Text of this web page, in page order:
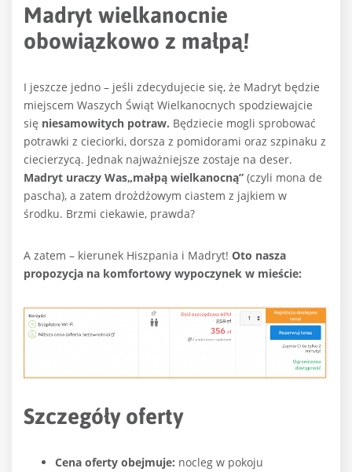
Madryt wielkanocnie
obowiązkowo z małpą!
I jeszcze jedno – jeśli zdecydujecie się, że Madryt będzie
miejscem Waszych Świąt Wielkanocnych spodziewajcie
się niesamowitych potraw. Będziecie mogli sprobować
potrawki z cieciorki, dorsza z pomidorami oraz szpinaku z
ciecierzycą. Jednak najważniejsze zostaje na deser.
Madryt uraczy Was„małpą wielkanocną” (czyli mona de
pascha), a zatem drożdżowym ciastem z jajkiem w
środku. Brzmi ciekawie, prawda?
A zatem – kierunek Hiszpania i Madryt! Oto nasza
propozycja na komfortowy wypoczynek w mieście:
Szczegóły oferty
Cena oferty obejmuje: nocleg w pokoju